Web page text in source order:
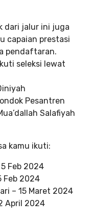
dari jalur ini juga
capaian prestasi
pendaftaran.
seleksi lewat
Pesantren
Salafiyah
kamu ikuti:
Feb 2024
Feb 2024
– 15 Maret 2024
April 2024